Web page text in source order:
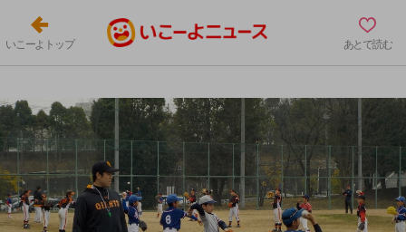
いこーよトップ あとで読む